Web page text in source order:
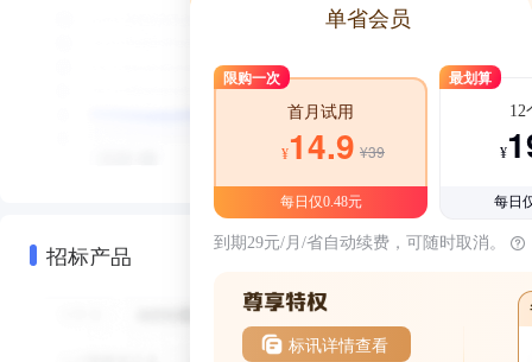
招标产品
单省会员
限购一次
首月试用
¥14.9 ¥39
每日仅0.48元
最划算
12
¥
每日
到期29元/月/省自动续费，可随时取消。
标讯详情查看